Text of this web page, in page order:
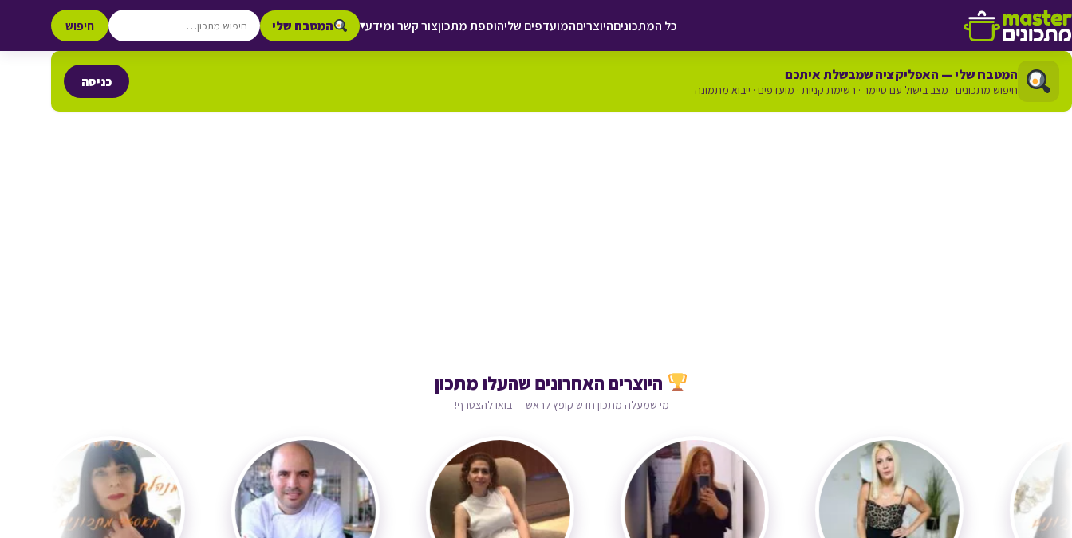
דלג לתוכן
כל המתכוניםהיוצריםהמועדפים שליהוספת מתכוןצור קשר ומידע▾ המטבח שלי חיפוש
המטבח שלי — האפליקציה שמבשלת איתכם
חיפוש מתכונים · מצב בישול עם טיימר · רשימת קניות · מועדפים · ייבוא מתמונה
כניסה
היוצרים האחרונים שהעלו מתכון
מי שמעלה מתכון חדש קופץ לראש — בואו להצטרף!